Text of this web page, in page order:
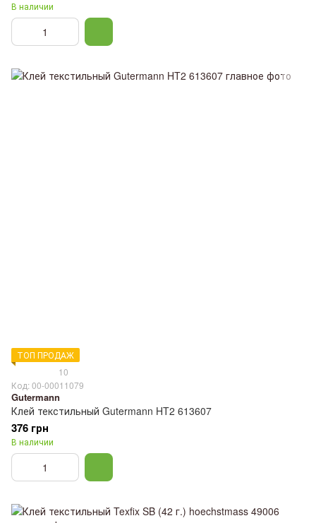
В наличии
ТОП ПРОДАЖ
10
Код: 00-00011079
Gutermann
Клей текстильный Gutermann HT2 613607
376 грн
В наличии